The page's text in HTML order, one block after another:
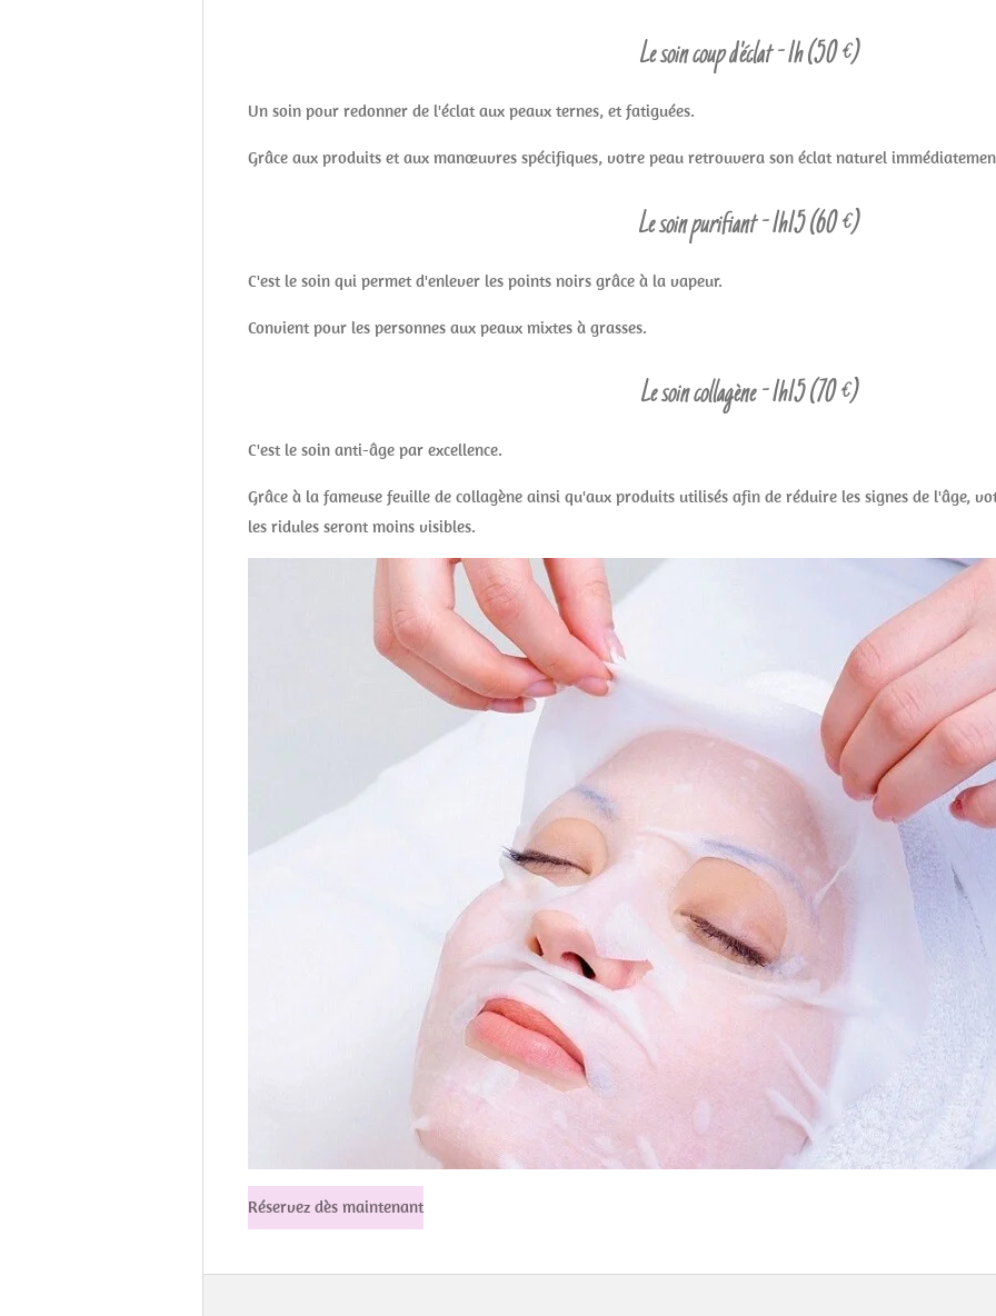
Le soin coup d'éclat - 1h (50 €)
Un soin pour redonner de l'éclat aux peaux ternes, et fatiguées.
Grâce aux produits et aux manœuvres spécifiques, votre peau retrouvera son éclat naturel
Le soin purifiant - 1h15 (60 €)
C'est le soin qui permet d'enlever les points noirs grâce à la vapeur.
Convient pour les personnes aux peaux mixtes à grasses.
Le soin collagène - 1h15(70 €)
C'est le soin anti-âge par excellence.
Grâce à la fameuse feuille de collagène ainsi qu'aux produits utilisés afin de réduire les signes de l'âge,
les ridules seront moins visibles.
Réservez dès maintenant